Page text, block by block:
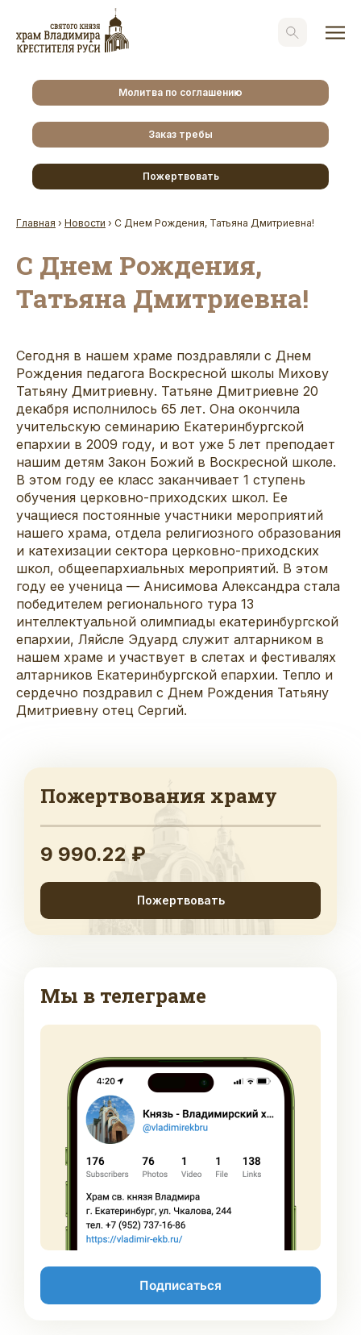
Молитва по соглашению
Заказ требы
Пожертвовать
Главная › Новости › С Днем Рождения, Татьяна Дмитриевна!
С Днем Рождения,
Татьяна Дмитриевна!
Сегодня в нашем храме поздравляли с Днем
Рождения педагога Воскресной школы Михову
Татьяну Дмитриевну. Татьяне Дмитриевне 20
декабря исполнилось 65 лет. Она окончила
учительскую семинарию Екатеринбургской
епархии в 2009 году, и вот уже 5 лет преподает
нашим детям Закон Божий в Воскресной школе.
В этом году ее класс заканчивает 1 ступень
обучения церковно-приходских школ. Ее
учащиеся постоянные участники мероприятий
нашего храма, отдела религиозного образования
и катехизации сектора церковно-приходских
школ, общеепархиальных мероприятий. В этом
году ее ученица — Анисимова Александра стала
победителем регионального тура 13
интеллектуальной олимпиады екатеринбургской
епархии, Ляйсле Эдуард служит алтарником в
нашем храме и участвует в слетах и фестивалях
алтарников Екатеринбургской епархии. Тепло и
сердечно поздравил с Днем Рождения Татьяну
Дмитриевну отец Сергий.
Пожертвования храму
9 990.22 ₽
Пожертвовать
Мы в телеграме
Подписаться